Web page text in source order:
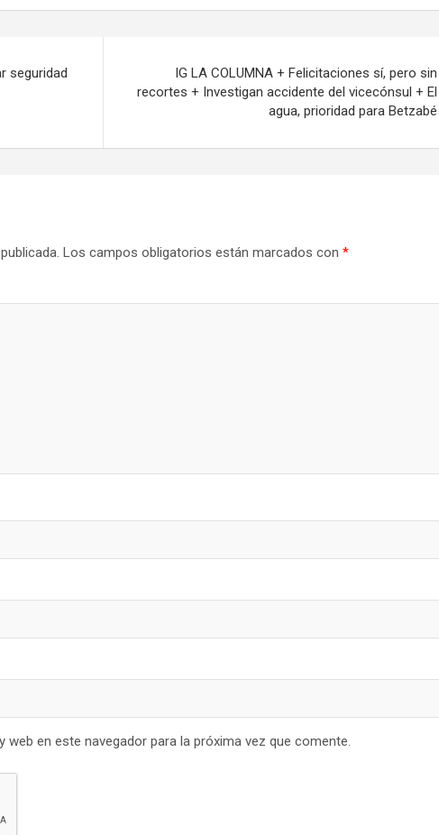
seguridad
IG LA COLUMNA + Felicitaciones sí, pero sin
recortes + Investigan accidente del vicecónsul + El
agua, prioridad para Betzabé
Los campos obligatorios están marcados con *
en este navegador para la próxima vez que comente.